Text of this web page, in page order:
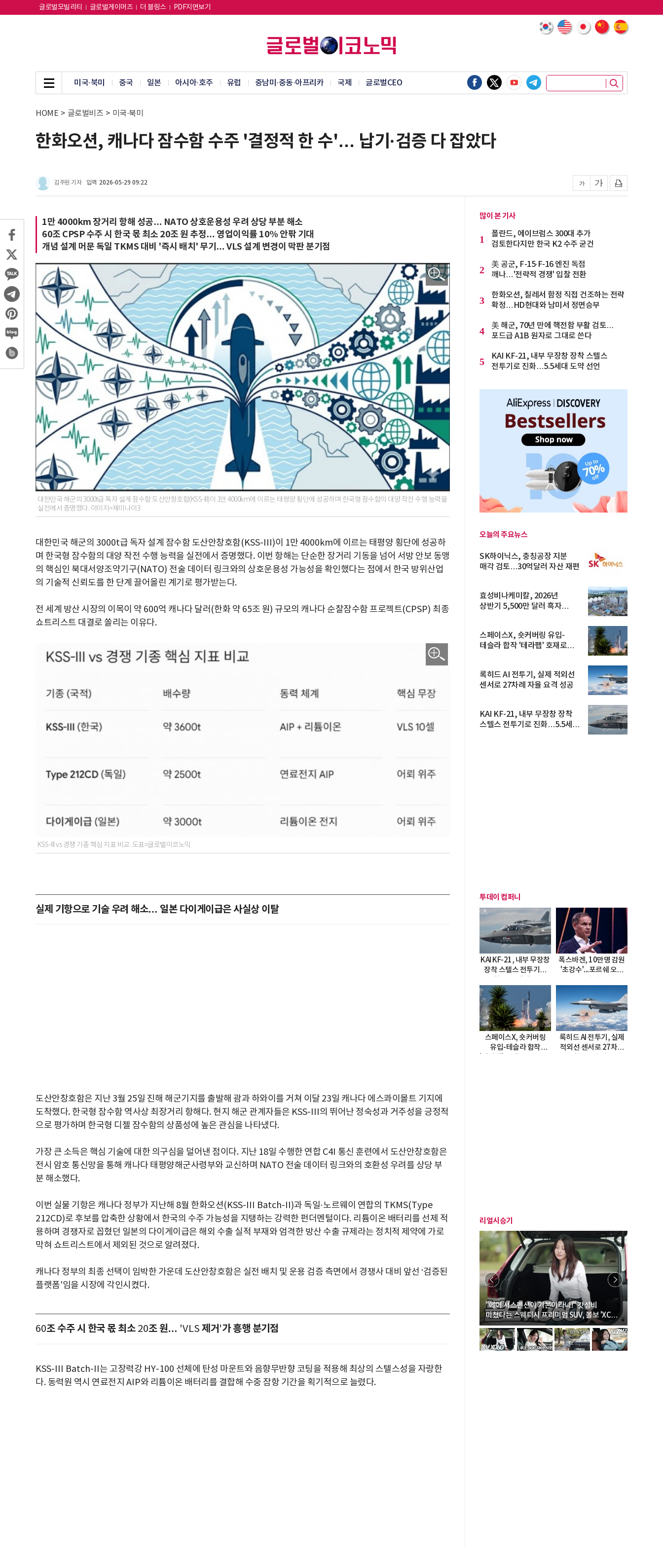
글로벌모빌리티 글로벌게이머즈 더 블링스 PDF지면보기
미국·북미 중국 일본 아시아·호주 유럽 중남미·중동·아프리카 국제 글로벌CEO
HOME > 글로벌비즈 > 미국·북미
한화오션, 캐나다 잠수함 수주 '결정적 한 수'… 납기·검증 다 잡았다
김주원 기자 입력 2026-05-29 09:22
1만 4000km 장거리 항해 성공… NATO 상호운용성 우려 상당 부분 해소
60조 CPSP 수주 시 한국 몫 최소 20조 원 추정… 영업이익률 10% 안팎 기대
개념 설계 머문 독일 TKMS 대비 '즉시 배치' 무기… VLS 설계 변경이 막판 분기점
대한민국 해군의 3000t급 독자 설계 잠수함 도산안창호함(KSS-III)이 1만 4000km에 이르는 태평양 횡단에 성공하며 한국형 잠수함의 대양 작전 수행 능력을
실전에서 증명했다. 이미지=제미나이3
대한민국 해군의 3000t급 독자 설계 잠수함 도산안창호함(KSS-III)이 1만 4000km에 이르는 태평양 횡단에 성공하
며 한국형 잠수함의 대양 작전 수행 능력을 실전에서 증명했다. 이번 항해는 단순한 장거리 기동을 넘어 서방 안보 동맹
의 핵심인 북대서양조약기구(NATO) 전술 데이터 링크와의 상호운용성 가능성을 확인했다는 점에서 한국 방위산업
의 기술적 신뢰도를 한 단계 끌어올린 계기로 평가받는다.
전 세계 방산 시장의 이목이 약 600억 캐나다 달러 (한화 약 65조 원) 규모의 캐나다 순찰잠수함 프로젝트(CPSP) 최종
쇼트리스트 대결로 쏠리는 이유다.
KSS-III vs 경쟁 기종 핵심 지표 비교. 도표=글로벌이코노믹
실제 기항으로 기술 우려 해소… 일본 다이게이급은 사실상 이탈
도산안창호함은 지난 3월 25일 진해 해군기지를 출발해 괌과 하와이를 거쳐 이달 23일 캐나다 에스콰이몰트 기지에
도착했다. 한국형 잠수함 역사상 최장거리 항해다. 현지 해군 관계자들은 KSS-III의 뛰어난 정숙성과 거주성을 긍정적
으로 평가하며 한국형 디젤 잠수함의 상품성에 높은 관심을 나타냈다.
가장 큰 소득은 핵심 기술에 대한 의구심을 덜어낸 점이다. 지난 18일 수행한 연합 C4I 통신 훈련에서 도산안창호함은
전시 암호 통신망을 통해 캐나다 태평양해군사령부와 교신하며 NATO 전술 데이터 링크와의 호환성 우려를 상당 부
분 해소했다.
이번 실물 기항은 캐나다 정부가 지난해 8월 한화오션(KSS-III Batch-II)과 독일·노르웨이 연합의 TKMS(Type
212CD)로 후보를 압축한 상황에서 한국의 수주 가능성을 지탱하는 강력한 펀더멘털이다. 리튬이온 배터리를 선제 적
용하며 경쟁자로 꼽혔던 일본의 다이게이급은 해외 수출 실적 부재와 엄격한 방산 수출 규제라는 정치적 제약에 가로
막혀 쇼트리스트에서 제외된 것으로 알려졌다.
캐나다 정부의 최종 선택이 임박한 가운데 도산안창호함은 실전 배치 및 운용 검증 측면에서 경쟁사 대비 앞선 ‘검증된
플랫폼'임을 시장에 각인시켰다.
60조 수주 시 한국 몫 최소 20조 원… 'VLS 제거 '가 흥행 분기점
KSS-III Batch-II는 고장력강 HY-100 선체에 탄성 마운트와 음향무반향 코팅을 적용해 최상의 스텔스성을 자랑한
다. 동력원 역시 연료전지 AIP와 리튬이온 배터리를 결합해 수중 잠항 기간을 획기적으로 늘렸다.
많이 본 기사
1
폴란드, 에이브럼스 300대 추가
검토한다지만 한국 K2 수주 굳건
2
美 공군, F-15·F-16 엔진 독점
깨나…'전략적 경쟁' 입찰 전환
3
한화오션, 칠레서 함정 직접 건조하는 전략
확정…HD현대와 남미서 정면승부
4
美 해군, 70년 만에 핵전함 부활 검토…
포드급 A1B 원자로 그대로 쓴다
5
KAI KF-21, 내부 무장창 장착 스텔스
전투기로 진화…5.5세대 도약 선언
오늘의 주요뉴스
SK하이닉스, 충칭공장 지분
매각 검토…30억달러 자산 재편
효성비나케미칼, 2026년
상반기 5,500만 달러 흑자
스페이스X, 숏커버링 유입-
테슬라 합작 '테라팹' 호재로
록히드 AI 전투기, 실제 적외선
센서로 27차례 자율 요격 성공
KAI KF-21, 내부 무장창 장착
스텔스 전투기로 진화…5.5세대
투데이 컴퍼니
KAI KF-21, 내부 무장창
장착 스텔스 전투기로
폭스바겐, 10만명 감원
'초강수'...포르쉐 오너
스페이스X, 숏커버링
유입-테슬라 합작
록히드 AI 전투기, 실제
적외선 센서로 27차례
리얼시승기
초보자도 반할 반전 매력”
"에어 서스펜션이 기본이라니!" 갓성비
미쳤다는 스웨디시 프리미엄 SUV, 볼보 'XC60
B5 울트라'